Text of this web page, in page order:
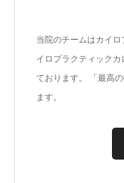
当院のチームはカイ
イロプラクティック
ております。 「最高
ます。